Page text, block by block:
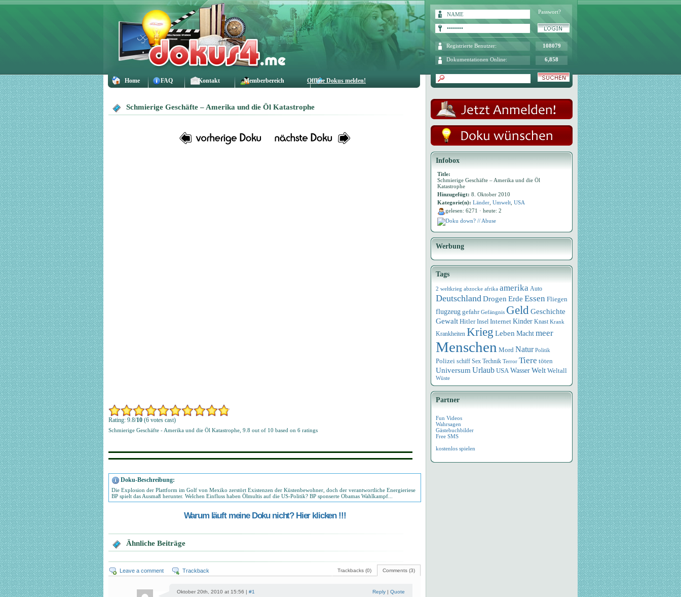
Home FAQ Kontakt Memberbereich Offline Dokus melden!
Passwort?
Registrierte Benutzer: 108079
Dokumentationen Online: 6,858
Schmierige Geschäfte – Amerika und die Öl Katastrophe
Rating: 9.8/10 (6 votes cast)
Schmierige Geschäfte - Amerika und die Öl Katastrophe 9.8 out of 10 based on 6 ratings
Doku-Beschreibung:
Die Explosion der Plattform im Golf von Mexiko zerstört Existenzen der Küstenbewohner, doch der verantwortliche Energieriese
BP spielt das Ausmaß herunter. Welchen Einfluss haben Ölmultis auf die US-Politik? BP sponserte Obamas Wahlkampf...
Warum läuft meine Doku nicht? Hier klicken !!!
Ähnliche Beiträge
Comments (3)
Trackbacks (0)
Leave a comment Trackback
Oktober 20th, 2010 at 15:56 | #1 Reply | Quote
Infobox
Title:
Schmierige Geschäfte – Amerika und die Öl
Katastrophe
Hinzugefügt: 8. Oktober 2010
Kategorie(n): Länder Umwelt USA
gelesen: 6271 · heute: 2
Doku down? // Abuse
Werbung
Tags
2 weltkrieg abzocke afrika amerika Auto
DeutschlandDrogen Erde Essen Fliegen
flugzeug gefahr Gefängnis GeldGeschichte
Gewalt Hitler Insel Internet Kinder Knast Krank
Krankheiten Krieg Leben Macht meer
Menschen Mord Natur Politik
Polizei schiff Sex Technik Terror Tiere töten
Universum Urlaub USA WasserWelt Weltall
Wüste
Partner
Fun Videos
Wahrsagen
Gästebuchbilder
Free SMS
kostenlos spielen